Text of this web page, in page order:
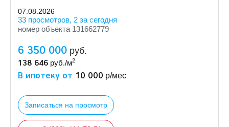
07.08.2026
33 просмотров, 2 за сегодня
номер объекта 131662779
6 350 000 руб.
138 646 руб./м2
В ипотеку от 10 000 р/мес
Записаться на просмотр